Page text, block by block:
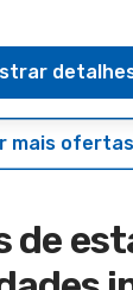
mais ofertas
de